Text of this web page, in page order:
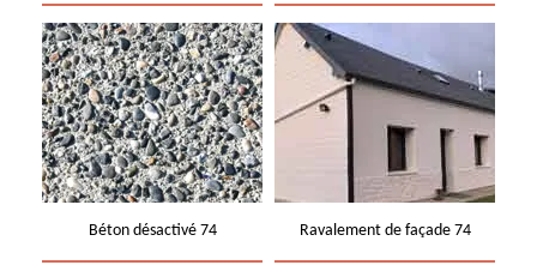
Béton désactivé 74 Ravalement de façade 74